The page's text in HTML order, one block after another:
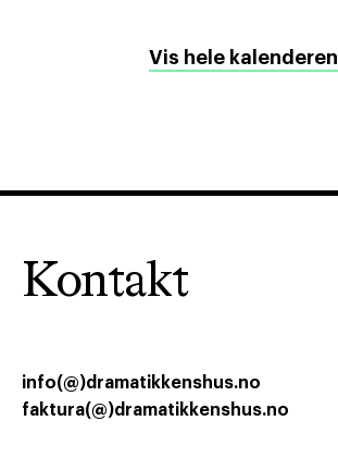
Vis hele kalenderen
Kontakt
info(@)dramatikkenshus.no
faktura(@)dramatikkenshus.no